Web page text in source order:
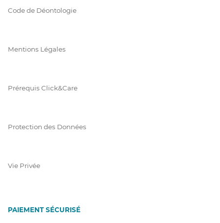
Code de Déontologie
Mentions Légales
Prérequis Click&Care
Protection des Données
Vie Privée
PAIEMENT SÉCURISÉ